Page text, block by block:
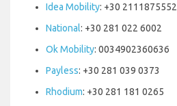
Idea Mobility: +30 2111875552
National: +30 281 022 6002
Ok Mobility: 0034902360636
Payless: +30 281 039 0373
Rhodium: +30 281 181 0265